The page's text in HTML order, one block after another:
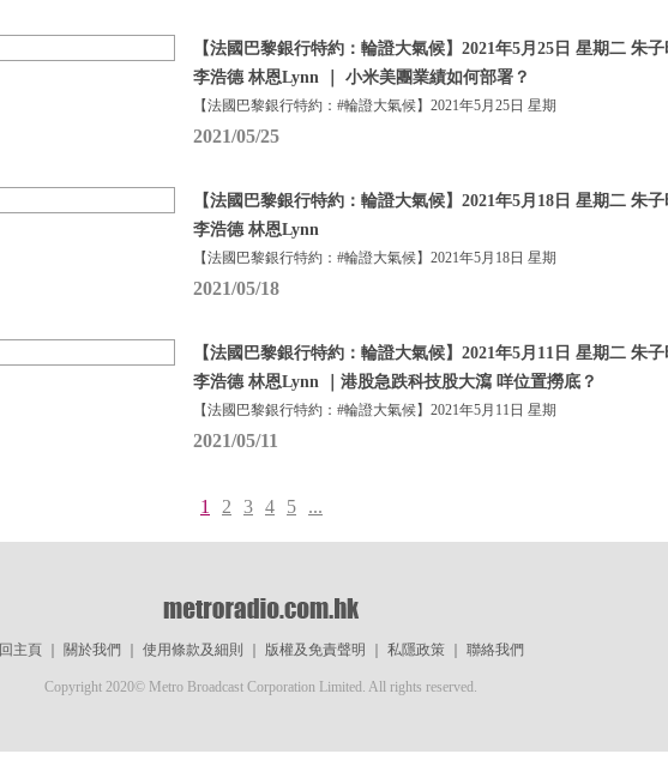
【法國巴黎銀行特約：輪證大氣候】2021年5月25日 星期二 朱子
李浩德 林恩Lynn ｜ 小米美團業績如何部署？
【法國巴黎銀行特約：#輪證大氣候】2021年5月25日 星期
2021/05/25
【法國巴黎銀行特約：輪證大氣候】2021年5月18日 星期二 朱子
李浩德 林恩Lynn
【法國巴黎銀行特約：#輪證大氣候】2021年5月18日 星期
2021/05/18
【法國巴黎銀行特約：輪證大氣候】2021年5月11日 星期二 朱子
李浩德 林恩Lynn ｜港股急跌科技股大瀉 咩位置撈底？
【法國巴黎銀行特約：#輪證大氣候】2021年5月11日 星期
2021/05/11
1 2 3 4 5 ...
回主頁｜ 關於我們 使用條款及細則 版權及免責聲明 私隱政策｜ 聯絡我們
Copyright 2020© Metro Broadcast Corporation Limited. All rights reserved.